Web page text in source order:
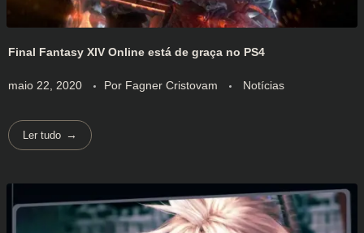
Final Fantasy XIV Online está de graça no PS4
maio 22, 2020 Por Fagner Cristovam Notícias
Ler tudo